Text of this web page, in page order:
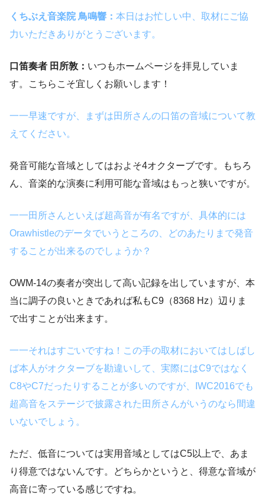
くちぶえ音楽院 鳥鳴響： 本日はお忙しい中、取材にご協
力いただきありがとうございます。
口笛奏者 田所敦： いつもホームページを拝見していま
す。こちらこそ宜しくお願いします！
一一早速ですが、まずは田所さんの口笛の音域について教
えてください。
発音可能な音域としてはおよそ4オクターブです。もちろ
ん、音楽的な演奏に利用可能な音域はもっと狭いですが。
一一田所さんといえば超高音が有名ですが、具体的には
Orawhistleのデータでいうところの、どのあたりまで発音
することが出来るのでしょうか？
OWM-14の奏者が突出して高い記録を出していますが、本
当に調子の良いときであれば私もC9（8368 Hz）辺りま
で出すことが出来ます。
一一それはすごいですね！この手の取材においてはしばし
ば本人がオクターブを勘違いして、実際にはC9ではなく
C8やC7だったりすることが多いのですが、IWC2016でも
超高音をステージで披露された田所さんがいうのなら間違
いないでしょう。
ただ、低音については実用音域としてはC5以上で、あま
り得意ではないんです。どちらかというと、得意な音域が
高音に寄っている感じですね。